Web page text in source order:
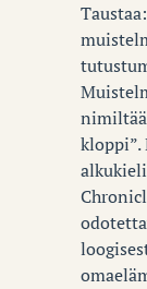
kloppi”.